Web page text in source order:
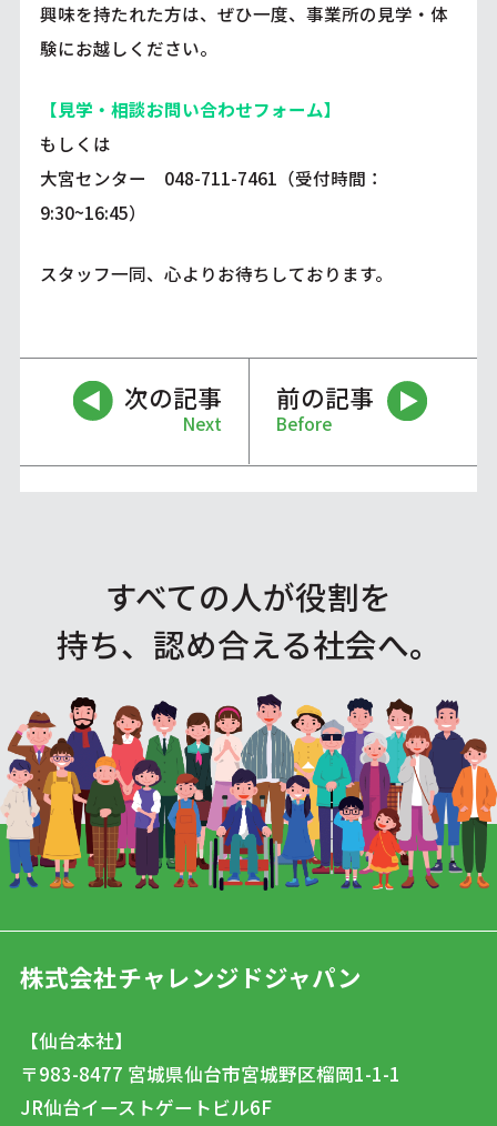
興味を持たれた方は、ぜひ一度、事業所の見学・体
験にお越しください。
【見学・相談お問い合わせフォーム】
もしくは
大宮センター 048-711-7461（受付時間：
9:30~16:45）
スタッフ一同、心よりお待ちしております。
次の記事
Next
前の記事
Before
すべての人が役割を
持ち、認め合える社会へ。
株式会社チャレンジドジャパン
【仙台本社】
〒983-8477 宮城県仙台市宮城野区榴岡1-1-1
JR仙台イーストゲートビル6F